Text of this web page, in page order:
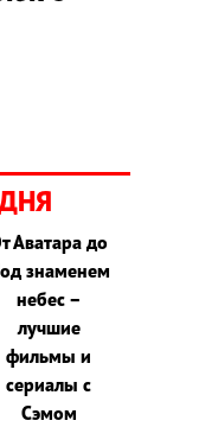
Аватара до
знаменем
небес –
лучшие
фильмы и
сериалы с
Сэмом